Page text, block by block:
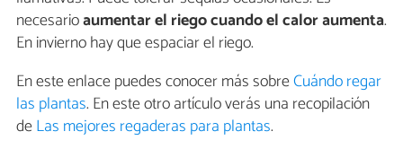
necesarioaumentar el riego cuando el calor aumenta.
En invierno hay que espaciar el riego.
En este enlace puedes conocer más sobreCuándo regar
las plantas. En este otro artículo verás una recopilación
deLas mejores regaderas para plantas.